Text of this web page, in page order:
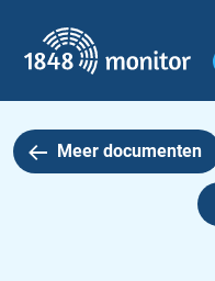
Hoofdmenu
Meer documenten